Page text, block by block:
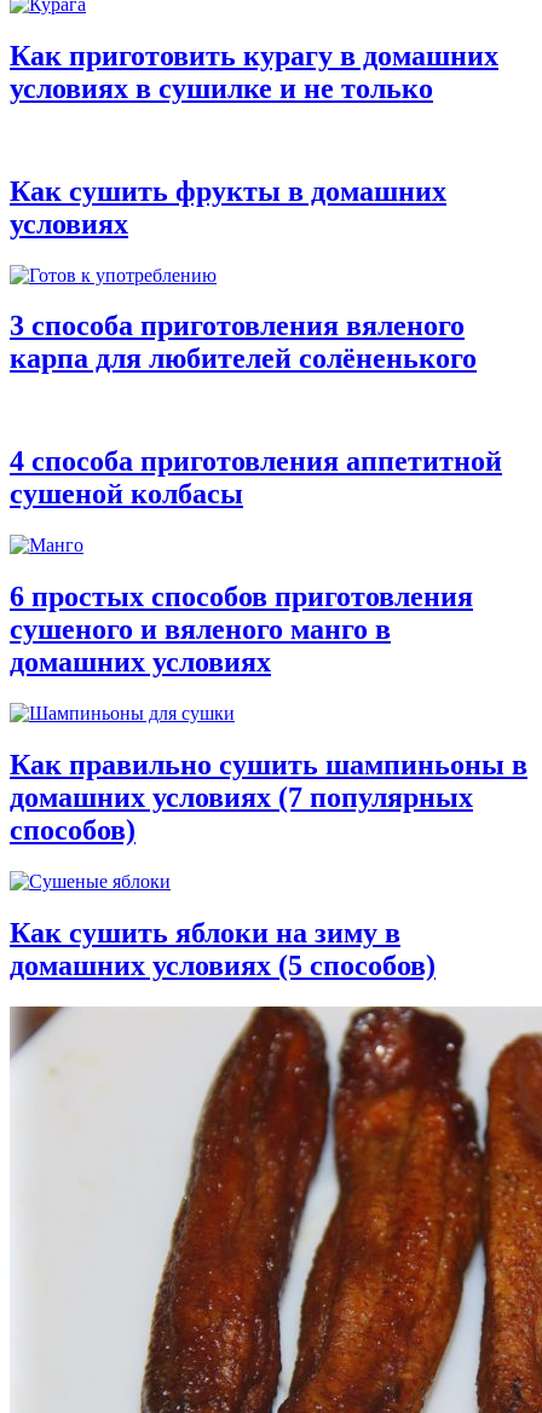
Как приготовить курагу в домашних
условиях в сушилке и не только
Как сушить фрукты в домашних
условиях
3 способа приготовления вяленого
карпа для любителей солёненького
4 способа приготовления аппетитной
сушеной колбасы
6 простых способов приготовления
сушеного и вяленого манго в
домашних условиях
Как правильно сушить шампиньоны в
домашних условиях (7 популярных
способов)
Как сушить яблоки на зиму в
домашних условиях (5 способов)